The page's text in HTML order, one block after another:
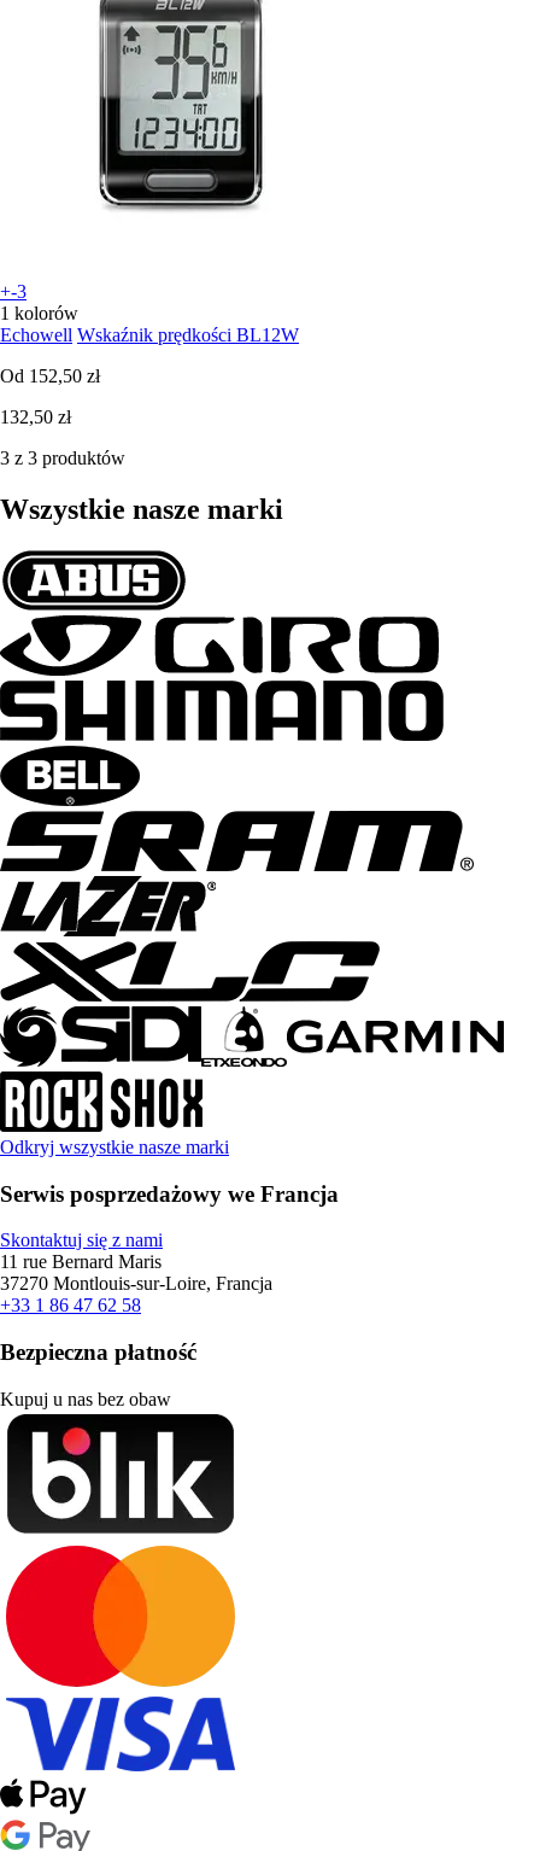
+-3
1 kolorów
Echowell Wskaźnik prędkości BL12W
Od 152,50 zł
132,50 zł
3 z 3 produktów
Wszystkie nasze marki
Odkryj wszystkie nasze marki
Serwis posprzedażowy we Francja
Skontaktuj się z nami
11 rue Bernard Maris
37270 Montlouis-sur-Loire, Francja
+33 1 86 47 62 58
Bezpieczna płatność
Kupuj u nas bez obaw